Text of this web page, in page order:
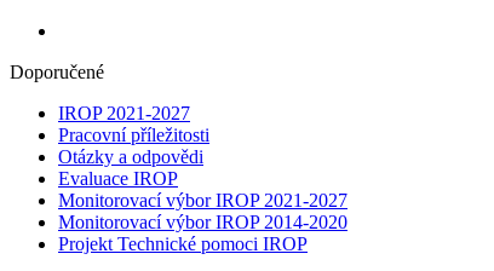
Doporučené
IROP 2021-2027
Pracovní příležitosti
Otázky a odpovědi
Evaluace IROP
Monitorovací výbor IROP 2021-2027
Monitorovací výbor IROP 2014-2020
Projekt Technické pomoci IROP